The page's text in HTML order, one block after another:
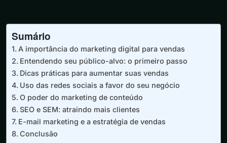
Sumário
A importância do marketing digital para vendas
Entendendo seu público-alvo: o primeiro passo
Dicas práticas para aumentar suas vendas
Uso das redes sociais a favor do seu negócio
O poder do marketing de conteúdo
SEO e SEM: atraindo mais clientes
E-mail marketing e a estratégia de vendas
Conclusão